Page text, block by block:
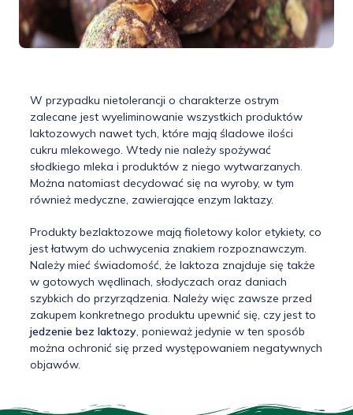
W przypadku nietolerancji o charakterze ostrym
zalecane jest wyeliminowanie wszystkich produktów
laktozowych nawet tych, które mają śladowe ilości
cukru mlekowego. Wtedy nie należy spożywać
słodkiego mleka i produktów z niego wytwarzanych.
Można natomiast decydować się na wyroby, w tym
również medyczne, zawierające enzym laktazy.
Produkty bezlaktozowe mają fioletowy kolor etykiety, co
jest łatwym do uchwycenia znakiem rozpoznawczym.
Należy mieć świadomość, że laktoza znajduje się także
w gotowych wędlinach, słodyczach oraz daniach
szybkich do przyrządzenia. Należy więc zawsze przed
zakupem konkretnego produktu upewnić się, czy jest to
jedzenie bez laktozy, ponieważ jedynie w ten sposób
można ochronić się przed występowaniem negatywnych
objawów.